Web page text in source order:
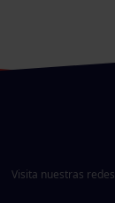
Visita nuestras redes